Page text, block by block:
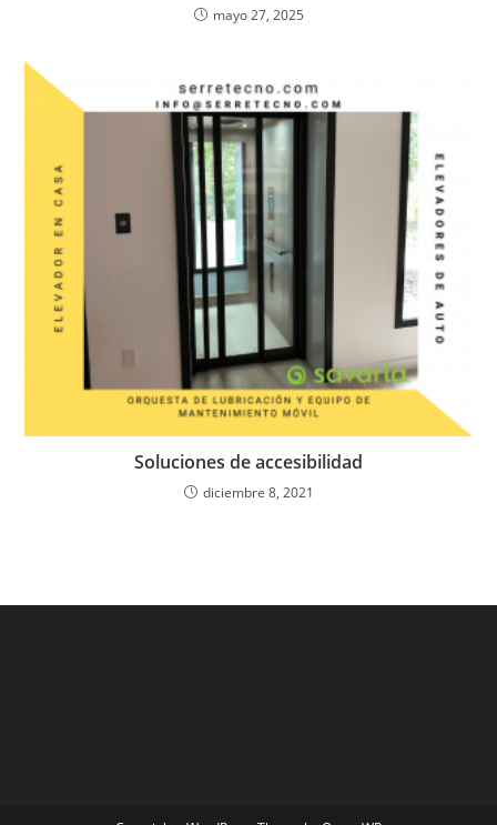
mayo 27, 2025
Soluciones de accesibilidad
diciembre 8, 2021